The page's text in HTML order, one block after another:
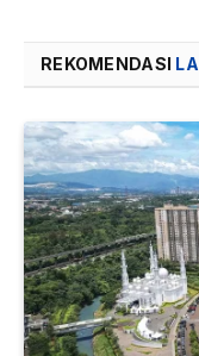
REKOMENDASI